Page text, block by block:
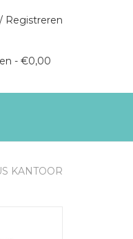
Registreren
- €0,00
KANTOOR
blauw